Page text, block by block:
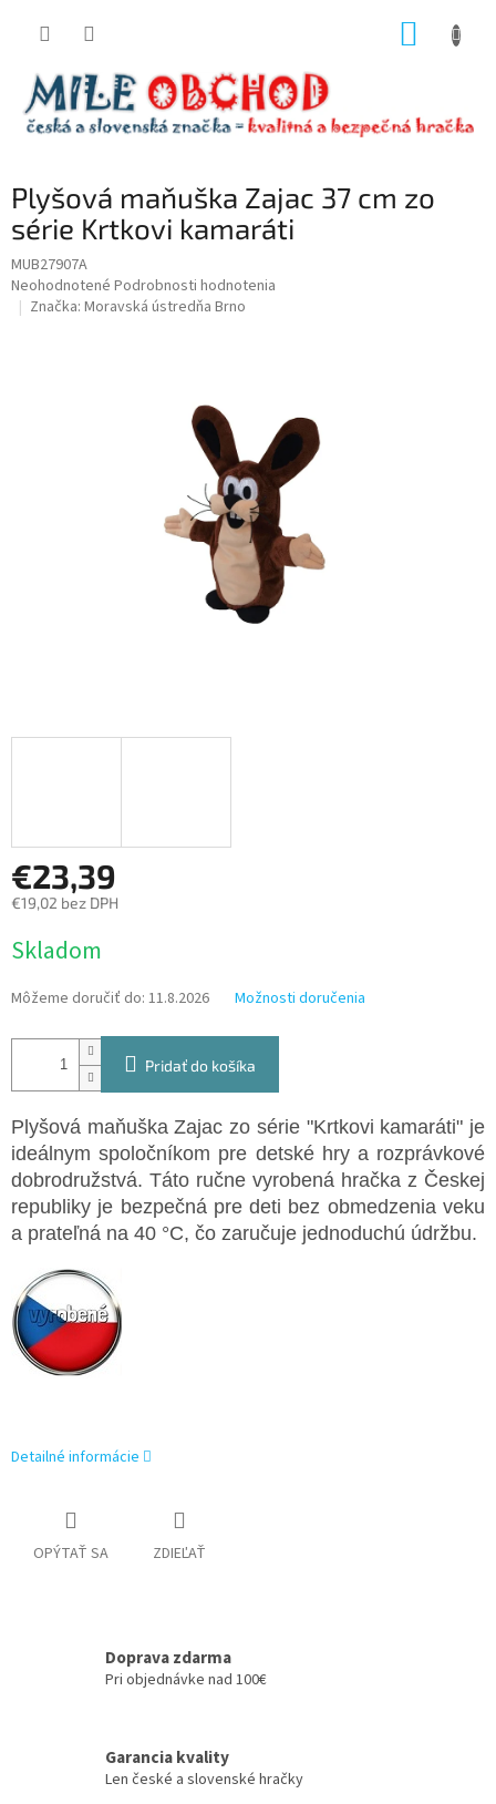
Plyšová maňuška Zajac 37 cm zo
série Krtkovi kamaráti
MUB27907A
Priemerné
hodnotenie
Neohodnotené Podrobnosti hodnotenia
Značka: Moravská ústredňa Brno
€23,39
€19,02 bez DPH
cena:
Skladom
Môžeme doručiť do: 11.8.2026 Možnosti doručenia
Pridať do košíka
Plyšová maňuška Zajac zo série "Krtkovi kamaráti" je
ideálnym spoločníkom pre detské hry a rozprávkové
dobrodružstvá. Táto ručne vyrobená hračka z Českej
republiky je bezpečná pre deti bez obmedzenia veku
a prateľná na 40 °C, čo zaručuje jednoduchú údržbu.
Detailné informácie
OPÝTAŤ SA ZDIEĽAŤ
Doprava zdarma
Pri objednávke nad 100€
Garancia kvality
Len české a slovenské hračky